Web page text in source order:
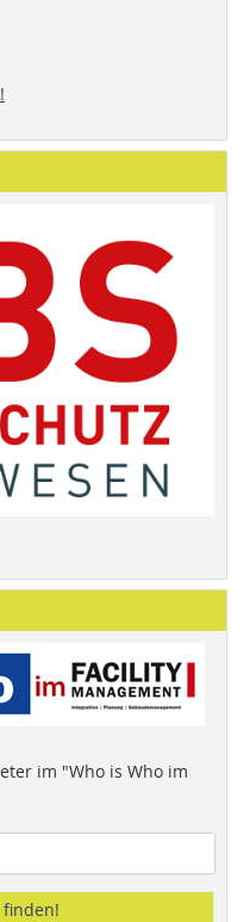
im "Who is Who im